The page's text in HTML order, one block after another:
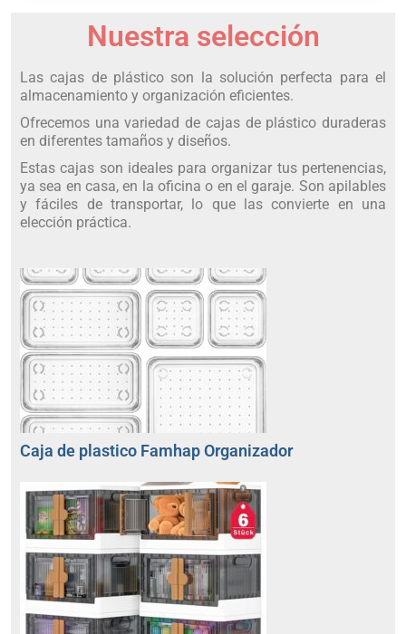
Nuestra selección
Las cajas de plástico son la solución perfecta para el
almacenamiento y organización eficientes.
Ofrecemos una variedad de cajas de plástico duraderas
en diferentes tamaños y diseños.
Estas cajas son ideales para organizar tus pertenencias,
ya sea en casa, en la oficina o en el garaje. Son apilables
y fáciles de transportar, lo que las convierte en una
elección práctica.
Caja de plastico Famhap Organizador